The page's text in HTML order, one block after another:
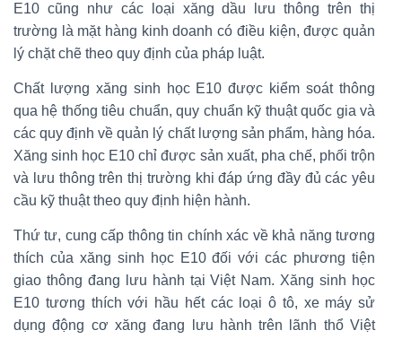
E10 cũng như các loại xăng dầu lưu thông trên thị
trường là mặt hàng kinh doanh có điều kiện, được quản
lý chặt chẽ theo quy định của pháp luật.
Chất lượng xăng sinh học E10 được kiểm soát thông
qua hệ thống tiêu chuẩn, quy chuẩn kỹ thuật quốc gia và
các quy định về quản lý chất lượng sản phẩm, hàng hóa.
Xăng sinh học E10 chỉ được sản xuất, pha chế, phối trộn
và lưu thông trên thị trường khi đáp ứng đầy đủ các yêu
cầu kỹ thuật theo quy định hiện hành.
Thứ tư, cung cấp thông tin chính xác về khả năng tương
thích của xăng sinh học E10 đối với các phương tiện
giao thông đang lưu hành tại Việt Nam. Xăng sinh học
E10 tương thích với hầu hết các loại ô tô, xe máy sử
dụng động cơ xăng đang lưu hành trên lãnh thổ Việt